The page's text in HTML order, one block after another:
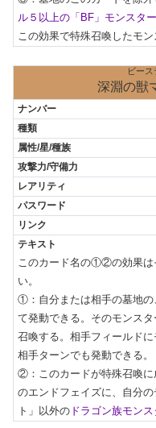
ル５以上の「BF」モンスター
この効果で特殊召喚したモ
ビース
深淵の獣
このカード名の①②の効果は
い。
①：自分または相手の墓地の
て発動できる。そのモンス
召喚する。相手フィールド
相手ターンでも発動できる。
②：このカードが特殊召喚に
のエンドフェイズに、自分
ト」以外の ドラゴン族モンス